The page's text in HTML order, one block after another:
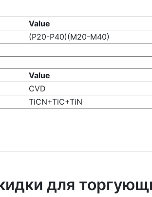
Value
(P20-P40)(M20-M40)
Value
CVD
TiCN+TiC+TiN
для